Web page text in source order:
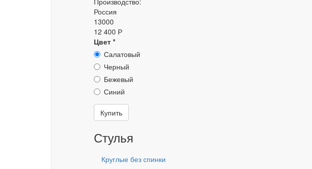
Россия
13000
12 400 Р
Цвет *
Салатовый
Черный
Бежевый
Синий
Купить
Стулья
Круглые без спинки